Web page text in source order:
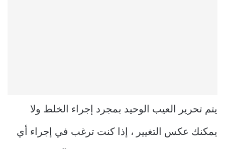
يتم تحرير العيب الوحيد بمجرد إجراء الخلط ولا
يمكنك عكس التغيير ، إذا كنت ترغب في إجراء أي